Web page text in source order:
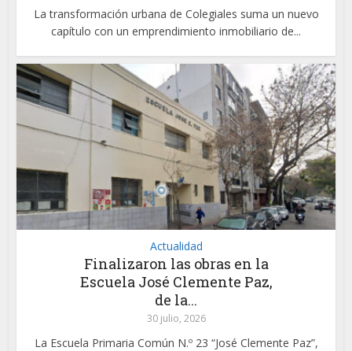
La transformación urbana de Colegiales suma un nuevo
capítulo con un emprendimiento inmobiliario de...
Actualidad
Finalizaron las obras en la
Escuela José Clemente Paz,
de la...
30 julio, 2026
La Escuela Primaria Común N.º 23 “José Clemente Paz”,